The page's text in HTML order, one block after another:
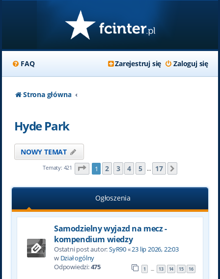
FAQ Zaloguj się
Zarejestruj się
Strona główna
Hyde Park
NOWY TEMAT
Tematy: 421 Strona z 17
1 2 3 4 5 … 17
Ogłoszenia
Samodzielny wyjazd na mecz -
kompendium wiedzy
Ostatni post autor:SyR90«23 lip 2026, 22:03
w Dział ogólny
Odpowiedzi:475 1 … 13 14 15 16